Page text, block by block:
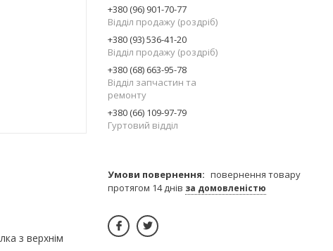
з верхнім
+380 (96) 901-70-77
Відділ продажу (роздріб)
+380 (93) 536-41-20
Відділ продажу (роздріб)
+380 (68) 663-95-78
Відділ запчастин та
ремонту
+380 (66) 109-97-79
Гуртовий відділ
повернення товару
протягом 14 днів за домовленістю